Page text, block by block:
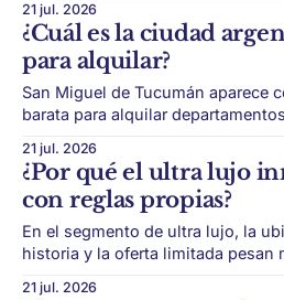
obras más simbólicas de su historia
más de dos décadas de espera,
del rascacielos
21 jul. 2026
¿Cuál es la ciudad
para alquilar?
San Miguel de Tucumán aparece
barata para alquilar
las más caras. El mapa de alquileres del país muestra
diferencias muy fuertes entre ciudades. San
Tucumán se ubica como la ciudad
21 jul. 2026
¿Por qué el ultra lujo
con reglas propias?
En el segmento de ultra lujo, la
historia y la oferta limitada pesan
21 jul. 2026